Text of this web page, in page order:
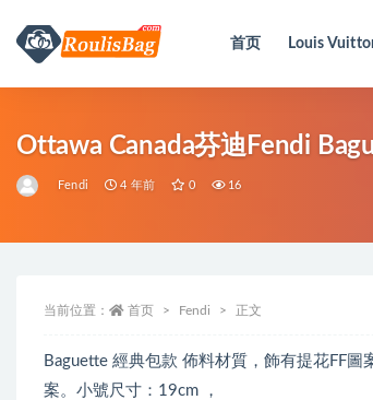
首页 Louis
Ottawa Canada芬迪Fendi
Fendi 4 年前 0 16
当前位置： 首页 Fendi 正文
Baguette 經典包款 佈料材質，飾有提花FF
案。小號尺寸：19cm ，